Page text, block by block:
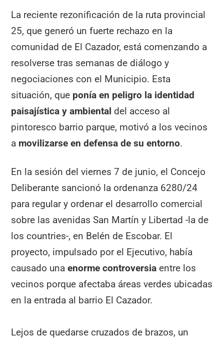
La reciente rezonificación de la ruta provincial
25, que generó un fuerte rechazo en la
comunidad de El Cazador, está comenzando a
resolverse tras semanas de diálogo y
negociaciones con el Municipio. Esta
situación, que ponía en peligro la identidad
paisajística y ambiental del acceso al
pintoresco barrio parque, motivó a los vecinos
a movilizarse en defensa de su entorno.
En la sesión del viernes 7 de junio, el Concejo
Deliberante sancionó la ordenanza 6280/24
para regular y ordenar el desarrollo comercial
sobre las avenidas San Martín y Libertad -la de
los countries-, en Belén de Escobar. El
proyecto, impulsado por el Ejecutivo, había
causado unaenorme controversia entre los
vecinos porque afectaba áreas verdes ubicadas
en la entrada al barrio El Cazador.
Lejos de quedarse cruzados de brazos, un